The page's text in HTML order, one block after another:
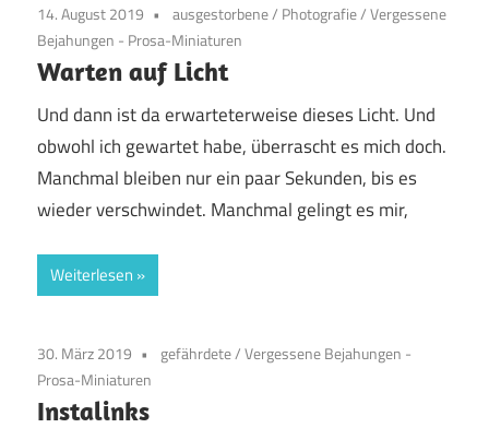
14. August 2019 ausgestorbene/ Photografie/Vergessene
Bejahungen - Prosa-Miniaturen
Warten auf Licht
Und dann ist da erwarteterweise dieses Licht. Und
obwohl ich gewartet habe, überrascht es mich doch.
Manchmal bleiben nur ein paar Sekunden, bis es
wieder verschwindet. Manchmal gelingt es mir,
Weiterlesen
30. März 2019 gefährdete/Vergessene Bejahungen -
Prosa-Miniaturen
Instalinks